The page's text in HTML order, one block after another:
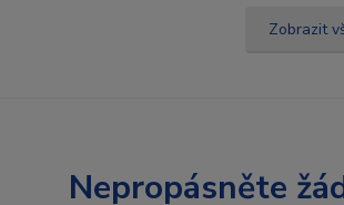
Zobrazit
Nepropásněte